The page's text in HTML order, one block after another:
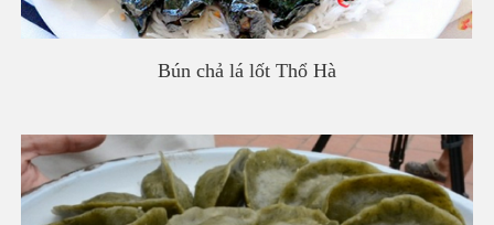
Bún chả lá lốt Thổ Hà